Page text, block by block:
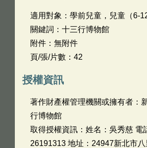
適用對象：學前兒童，兒童（6-12
關鍵詞：十三行博物館
附件：無附件
頁/張/片數：42
授權資訊
著作財產權管理機關或擁有者：
行博物館
取得授權資訊：姓名：吳秀慈 電
26191313 地址：24947新北市